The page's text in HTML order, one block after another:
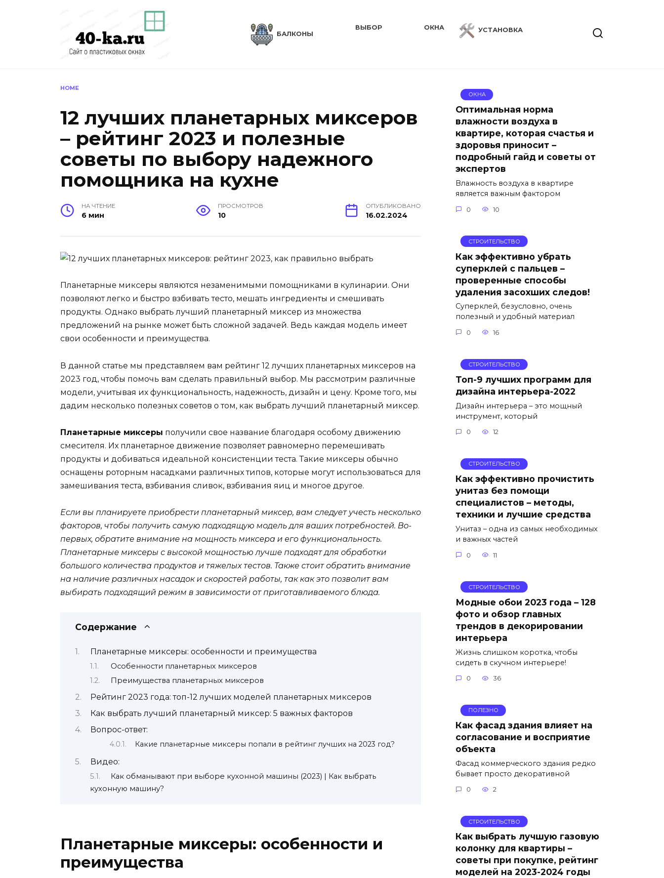
БАЛКОНЫ
ВЫБОР ОКНА УСТАНОВКА
HOME
12 лучших планетарных миксеров
– рейтинг 2023 и полезные
советы по выбору надежного
помощника на кухне
НА ЧТЕНИЕ
6 мин
ПРОСМОТРОВ
10
ОПУБЛИКОВАНО
16.02.2024
Планетарные миксеры являются незаменимыми помощниками в кулинарии. Они
позволяют легко и быстро взбивать тесто, мешать ингредиенты и смешивать
продукты. Однако выбрать лучший планетарный миксер из множества
предложений на рынке может быть сложной задачей. Ведь каждая модель имеет
свои особенности и преимущества.
В данной статье мы представляем вам рейтинг 12 лучших планетарных миксеров на
2023 год, чтобы помочь вам сделать правильный выбор. Мы рассмотрим различные
модели, учитывая их функциональность, надежность, дизайн и цену. Кроме того, мы
дадим несколько полезных советов о том, как выбрать лучший планетарный миксер.
Планетарные миксеры получили свое название благодаря особому движению
смесителя. Их планетарное движение позволяет равномерно перемешивать
продукты и добиваться идеальной консистенции теста. Такие миксеры обычно
оснащены роторным насадками различных типов, которые могут использоваться для
замешивания теста, взбивания сливок, взбивания яиц и многое другое.
Если вы планируете приобрести планетарный миксер, вам следует учесть несколько
факторов, чтобы получить самую подходящую модель для ваших потребностей. Во-
первых, обратите внимание на мощность миксера и его функциональность.
Планетарные миксеры с высокой мощностью лучше подходят для обработки
большого количества продуктов и тяжелых тестов. Также стоит обратить внимание
на наличие различных насадок и скоростей работы, так как это позволит вам
выбирать подходящий режим в зависимости от приготавливаемого блюда.
Содержание
Планетарные миксеры: особенности и преимущества
Особенности планетарных миксеров
Преимущества планетарных миксеров
Рейтинг 2023 года: топ-12 лучших моделей планетарных миксеров
Как выбрать лучший планетарный миксер: 5 важных факторов
Вопрос-ответ:
Какие планетарные миксеры попали в рейтинг лучших на 2023 год?
Видео:
Как обманывают при выборе кухонной машины (2023) | Как выбрать
кухонную машину?
Планетарные миксеры: особенности и
преимущества
ОКНА
Оптимальная норма
влажности воздуха в
квартире, которая счастья и
здоровья приносит –
подробный гайд и советы от
экспертов
Влажность воздуха в квартире
является важным фактором
0 10
СТРОИТЕЛЬСТВО
Как эффективно убрать
суперклей с пальцев –
проверенные способы
удаления засохших следов!
Суперклей, безусловно, очень
полезный и удобный материал
0 16
СТРОИТЕЛЬСТВО
Топ-9 лучших программ для
дизайна интерьера-2022
Дизайн интерьера – это мощный
инструмент, который
0 12
СТРОИТЕЛЬСТВО
Как эффективно прочистить
унитаз без помощи
специалистов – методы,
техники и лучшие средства
Унитаз – одна из самых необходимых
и важных частей
0 11
СТРОИТЕЛЬСТВО
Модные обои 2023 года – 128
фото и обзор главных
трендов в декорировании
интерьера
Жизнь слишком коротка, чтобы
сидеть в скучном интерьере!
0 36
ПОЛЕЗНО
Как фасад здания влияет на
согласование и восприятие
объекта
Фасад коммерческого здания редко
бывает просто декоративной
0 2
СТРОИТЕЛЬСТВО
Как выбрать лучшую газовую
колонку для квартиры –
советы при покупке, рейтинг
моделей на 2023-2024 годы